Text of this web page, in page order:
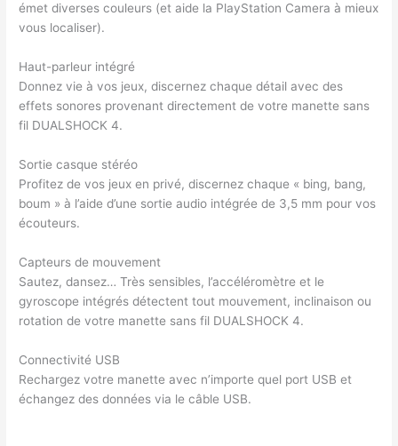
émet diverses couleurs (et aide la PlayStation Camera à mieux
vous localiser).
Haut-parleur intégré
Donnez vie à vos jeux, discernez chaque détail avec des
effets sonores provenant directement de votre manette sans
fil DUALSHOCK 4.
Sortie casque stéréo
Profitez de vos jeux en privé, discernez chaque « bing, bang,
boum » à l’aide d’une sortie audio intégrée de 3,5 mm pour vos
écouteurs.
Capteurs de mouvement
Sautez, dansez… Très sensibles, l’accéléromètre et le
gyroscope intégrés détectent tout mouvement, inclinaison ou
rotation de votre manette sans fil DUALSHOCK 4.
Connectivité USB
Rechargez votre manette avec n’importe quel port USB et
échangez des données via le câble USB.